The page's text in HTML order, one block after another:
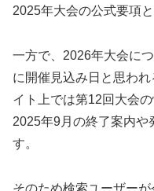
2025年大会の公式要項
一方で、2026年大会に
に開催見込み日と思わ
イト上では第12回大会
2025年9月の終了案内や
す。
そのため検索ユーザー